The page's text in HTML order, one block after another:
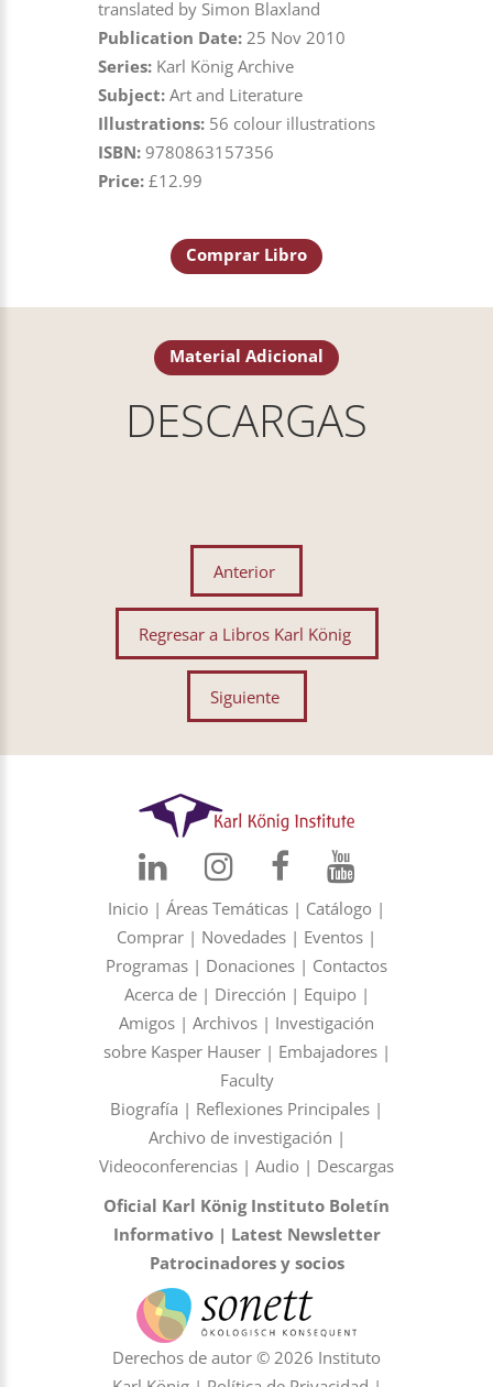
translated by Simon Blaxland
Publication Date: 25 Nov 2010
Series: Karl König Archive
Subject: Art and Literature
Illustrations: 56 colour illustrations
ISBN: 9780863157356
Price: £12.99
Comprar Libro
Material Adicional
DESCARGAS
Anterior
Regresar a Libros Karl König
Siguiente
Inicio | Áreas Temáticas | Catálogo |
Comprar | Novedades | Eventos |
Programas | Donaciones | Contactos
Acerca de| Dirección | Equipo |
Amigos | Archivos | Investigación
sobre Kasper Hauser| Embajadores|
Faculty
Biografía | Reflexiones Principales |
Archivo de investigación |
Videoconferencias | Audio | Descargas
Oficial Karl König Instituto Boletín
Informativo| Latest Newsletter
Patrocinadores y socios
Derechos de autor © 2026 Instituto